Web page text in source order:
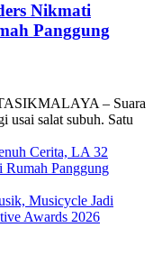
Nikmati
Panggung
– Suara
usai salat subuh. Satu
Cerita, LA 32
Rumah Panggung
Musicycle Jadi
Awards 2026